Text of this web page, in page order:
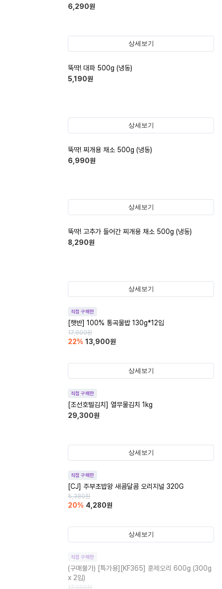
6,290원
상세보기
뚝딱! 대파 500g (냉동)
5,190원
상세보기
뚝딱! 찌개용 채소 500g (냉동)
6,990원
상세보기
뚝딱! 고추가 들어간 찌개용 채소 500g (냉동)
8,290원
상세보기
직접 구매한
[햇반] 100% 통곡물밥 130g*12입
17,900원
22% 13,900원
상세보기
직접 구매한
[조선호텔김치] 열무물김치 1kg
29,300원
상세보기
직접 구매한
[CJ] 주부초밥왕 새콤달콤 오리지널 320G
5,380원
20% 4,280원
상세보기
직접 구매한
(구매불가) [특가용][KF365] 훈제오리 600g (300g
x 2입)
17,990원